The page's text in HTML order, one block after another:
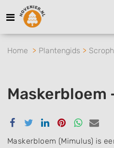
Home Plantengids
Maskerbloem
Delen
Facebook
Delen
Twitter
Delen
Linkedin
Delen
Pinterest
DelenDelen
email
Maskerbloem (Mimulus) is